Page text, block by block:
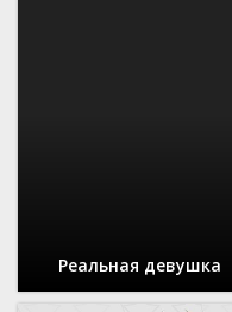
Реальная девушка